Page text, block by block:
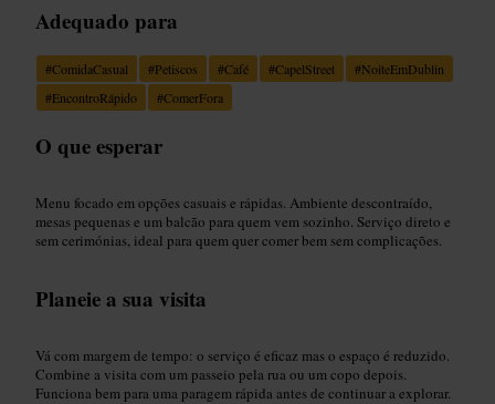
Adequado para
#ComidaCasual #Petiscos #Café #CapelStreet #NoiteEmDublin
#EncontroRápido #ComerFora
O que esperar
Menu focado em opções casuais e rápidas. Ambiente descontraído,
mesas pequenas e um balcão para quem vem sozinho. Serviço direto e
sem cerimónias, ideal para quem quer comer bem sem complicações.
Planeie a sua visita
Vá com margem de tempo: o serviço é eficaz mas o espaço é reduzido.
Combine a visita com um passeio pela rua ou um copo depois.
Funciona bem para uma paragem rápida antes de continuar a explorar.